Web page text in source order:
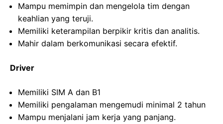
Mampu memimpin dan mengelola tim dengan
keahlian yang teruji.
Memiliki keterampilan berpikir kritis dan analitis.
Mahir dalam berkomunikasi secara efektif.
Driver
Memiliki SIM A dan B1
Memiliki pengalaman mengemudi minimal 2 tahun
Mampu menjalani jam kerja yang panjang.